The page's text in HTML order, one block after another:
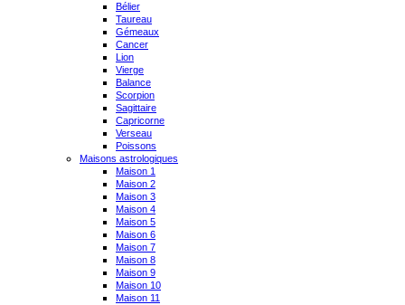
Bélier
Taureau
Gémeaux
Cancer
Lion
Vierge
Balance
Scorpion
Sagittaire
Capricorne
Verseau
Poissons
Maisons astrologiques
Maison 1
Maison 2
Maison 3
Maison 4
Maison 5
Maison 6
Maison 7
Maison 8
Maison 9
Maison 10
Maison 11